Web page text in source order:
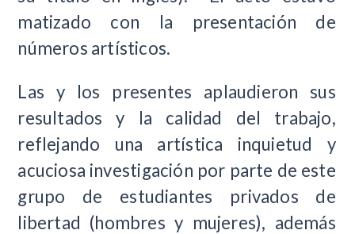
matizado con la presentación de
números artísticos.
Las y los presentes aplaudieron sus
resultados y la calidad del trabajo,
reflejando una artística inquietud y
acuciosa investigación por parte de este
grupo de estudiantes privados de
libertad (hombres y mujeres), además